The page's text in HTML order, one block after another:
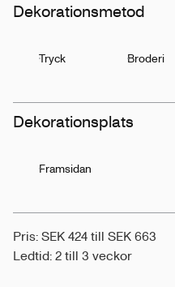
Dekorationsmetod
Tryck Broderi
Dekorationsplats
Framsidan
Pris: SEK 424 till SEK 663
Ledtid: 2 till 3 veckor